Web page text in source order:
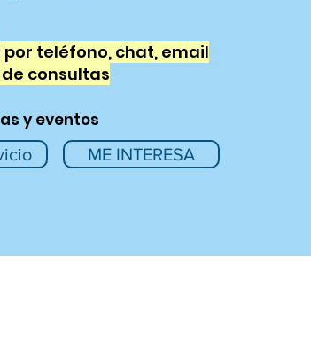
teléfono, chat, email
consultas
y eventos
ME INTERESA